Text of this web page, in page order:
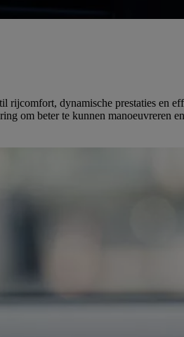
rijcomfort, dynamische prestaties en
om beter te kunnen manoeuvreren